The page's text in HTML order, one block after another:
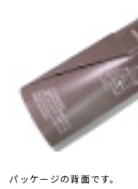
パッケージの背面です。